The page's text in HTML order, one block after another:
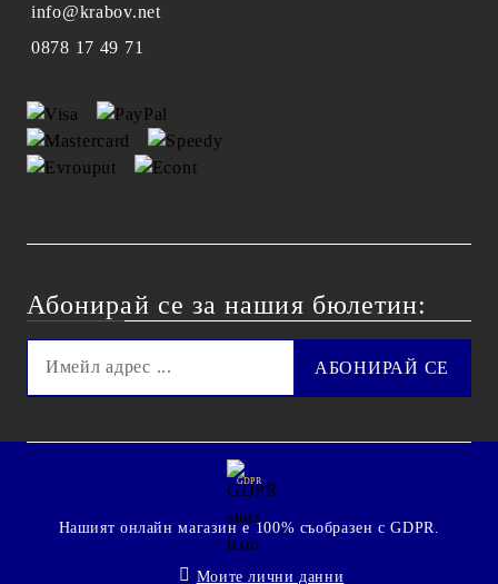
info@krabov.net
0878 17 49 71
Абонирай се за нашия бюлетин:
GDPR
Нашият онлайн магазин е 100% съобразен с GDPR.
Моите лични данни